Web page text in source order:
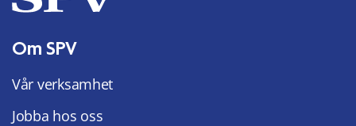
Om SPV
Vår verksamhet
Jobba hos oss